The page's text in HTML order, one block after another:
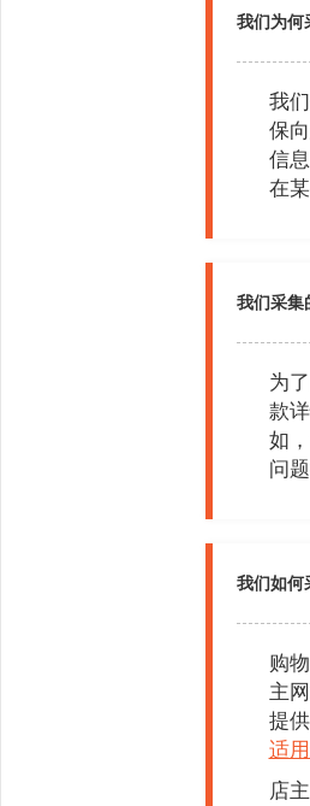
我们为何
我
保
信
在
我们采集
为
款
如
问
我们如何
购
主
提
适
店